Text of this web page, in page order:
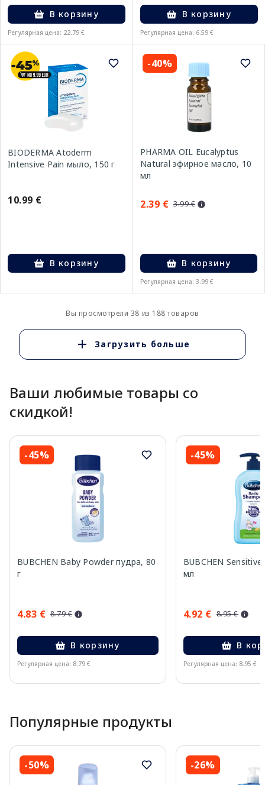
В корзину
Регулярная цена: 22.79 €
В корзину
Регулярная цена: 6.59 €
BIODERMA Atoderm
Intensive Pain мыло, 150 г
10.99 €
В корзину
-40%
PHARMA OIL Eucalyptus
Natural эфирное масло, 10
мл
2.39 € 3.99 €
В корзину
Регулярная цена: 3.99 €
Вы просмотрели 38 из 188 товаров
Загрузить больше
Ваши любимые товары со
скидкой!
-45%
BUBCHEN Baby Powder пудра, 80
г
4.83 € 8.79 €
В корзину
Регулярная цена: 8.79 €
-45%
BUBCHEN
мл
4.92 € 8.95 €
В
Регулярная цена: 8.95 €
Популярные продукты
-50% -26%